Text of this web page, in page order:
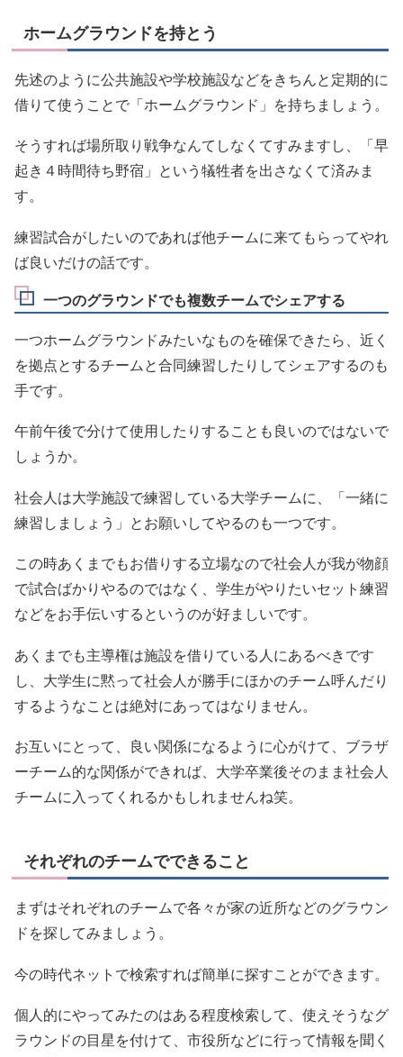
ホームグラウンドを持とう
先述のように公共施設や学校施設などをきちんと定期的に
借りて使うことで「ホームグラウンド」を持ちましょう。
そうすれば場所取り戦争なんてしなくてすみますし、「早
起き４時間待ち野宿」という犠牲者を出さなくて済みま
す。
練習試合がしたいのであれば他チームに来てもらってやれ
ば良いだけの話です。
一つのグラウンドでも複数チームでシェアする
一つホームグラウンドみたいなものを確保できたら、近く
を拠点とするチームと合同練習したりしてシェアするのも
手です。
午前午後で分けて使用したりすることも良いのではないで
しょうか。
社会人は大学施設で練習している大学チームに、「一緒に
練習しましょう」とお願いしてやるのも一つです。
この時あくまでもお借りする立場なので社会人が我が物顔
で試合ばかりやるのではなく、学生がやりたいセット練習
などをお手伝いするというのが好ましいです。
あくまでも主導権は施設を借りている人にあるべきです
し、大学生に黙って社会人が勝手にほかのチーム呼んだり
するようなことは絶対にあってはなりません。
お互いにとって、良い関係になるように心がけて、ブラザ
ーチーム的な関係ができれば、大学卒業後そのまま社会人
チームに入ってくれるかもしれませんね笑。
それぞれのチームでできること
まずはそれぞれのチームで各々が家の近所などのグラウン
ドを探してみましょう。
今の時代ネットで検索すれば簡単に探すことができます。
個人的にやってみたのはある程度検索して、使えそうなグ
ラウンドの目星を付けて、市役所などに行って情報を聞く